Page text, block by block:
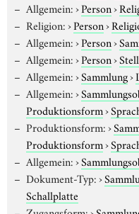
Allgemein:›Person›
Religion:›Person›
Allgemein:›Person›
Allgemein:›Person›
Allgemein:›Sammlung›
Allgemein:›
Produktionsform›
Produktionsform:›
Produktionsform›
Allgemein:›
Dokument-Typ:›
Schallplatte